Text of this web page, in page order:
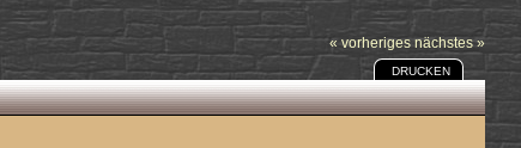
« vorheriges nächstes »
DRUCKEN